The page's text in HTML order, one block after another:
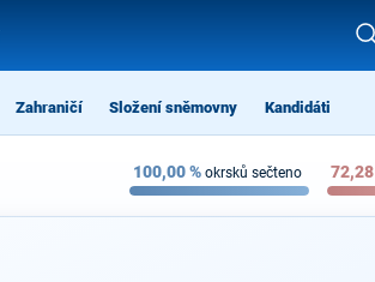
Zahraničí Složení sněmovny Kandidáti
100,00% okrsků sečteno 72,28